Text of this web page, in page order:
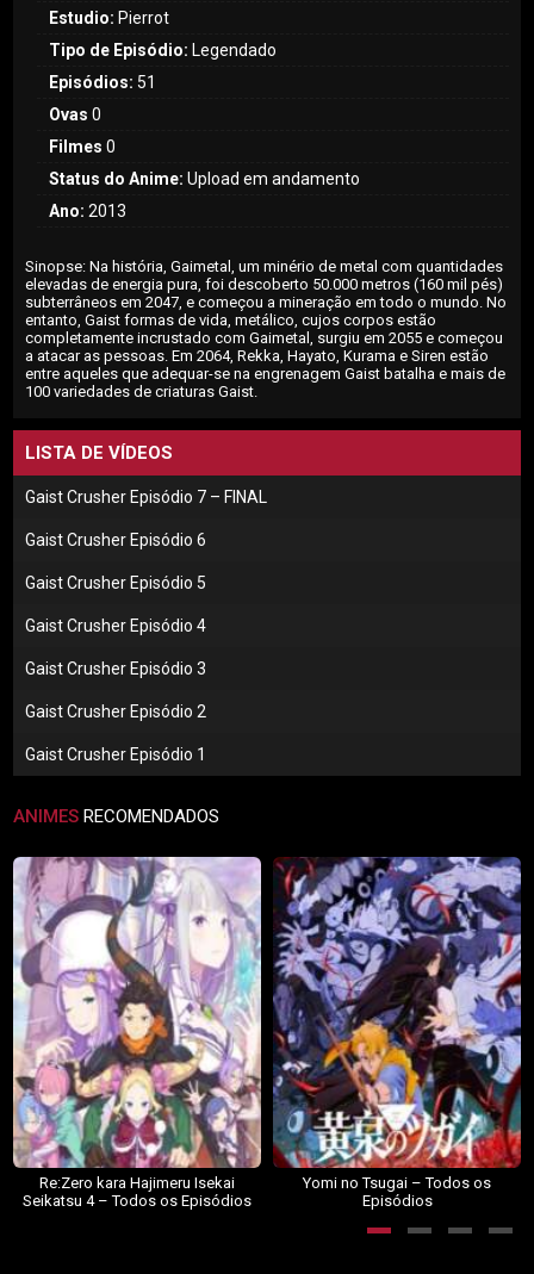
Estudio: Pierrot
Tipo de Episódio: Legendado
Episódios: 51
Ovas 0
Filmes 0
Status do Anime: Upload em andamento
Ano: 2013
Sinopse: Na história, Gaimetal, um minério de metal com quantidades
elevadas de energia pura, foi descoberto 50.000 metros (160 mil pés)
subterrâneos em 2047, e começou a mineração em todo o mundo. No
entanto, Gaist formas de vida, metálico, cujos corpos estão
completamente incrustado com Gaimetal, surgiu em 2055 e começou
a atacar as pessoas. Em 2064, Rekka, Hayato, Kurama e Siren estão
entre aqueles que adequar-se na engrenagem Gaist batalha e mais de
100 variedades de criaturas Gaist.
LISTA DE VÍDEOS
Gaist Crusher Episódio 7 – FINAL
Gaist Crusher Episódio 6
Gaist Crusher Episódio 5
Gaist Crusher Episódio 4
Gaist Crusher Episódio 3
Gaist Crusher Episódio 2
Gaist Crusher Episódio 1
ANIMES RECOMENDADOS
Re:Zero kara Hajimeru Isekai
Seikatsu 4 – Todos os Episódios
Yomi no Tsugai – Todos os
Episódios